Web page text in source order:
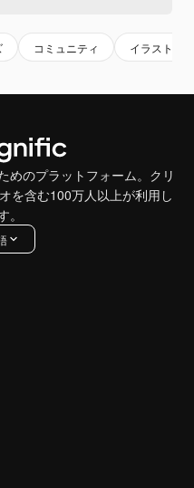
コミュニティ イラスト
めのプラットフォーム。クリ
を含む100万人以上が利用し
。